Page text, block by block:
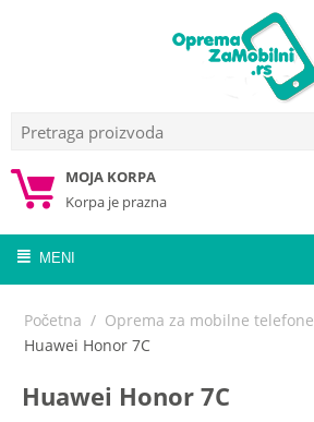
MOJA KORPA
Korpa je prazna
MENI
Početna / Oprema za mobilne telefone
Huawei Honor 7C
Huawei Honor 7C